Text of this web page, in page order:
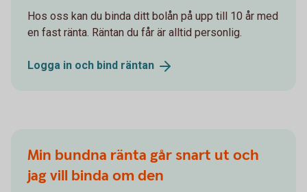
Hos oss kan du binda ditt bolån på upp till 10 år med
en fast ränta. Räntan du får är alltid personlig.
Logga in och bind räntan
Min bundna ränta går snart ut och
jag vill binda om den